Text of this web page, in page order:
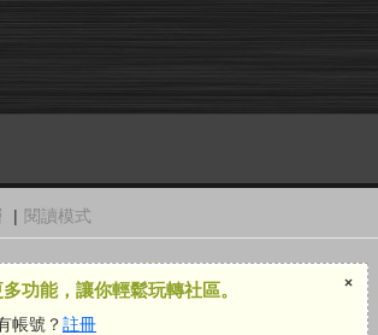
| 閱讀模式
功能，讓你輕鬆玩轉社區。
帳號？註冊
×